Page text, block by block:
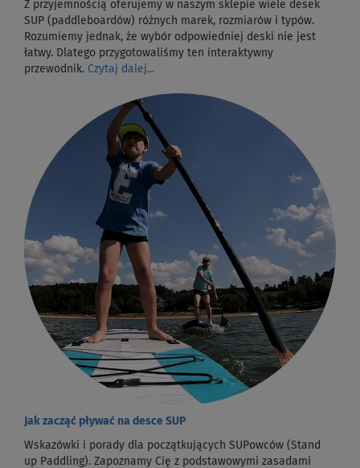
Z przyjemnością oferujemy w naszym sklepie wiele desek
SUP (paddleboardów) różnych marek, rozmiarów i typów.
Rozumiemy jednak, że wybór odpowiedniej deski nie jest
łatwy. Dlatego przygotowaliśmy ten interaktywny
przewodnik. Czytaj dalej...
Jak zacząć pływać na desce SUP
Wskazówki i porady dla początkujących SUPowców (Stand
up Paddling). Zapoznamy Cię z podstawowymi zasadami